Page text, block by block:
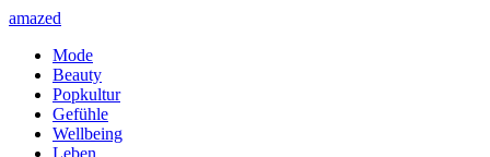
amazed
Mode
Beauty
Popkultur
Gefühle
Wellbeing
Leben